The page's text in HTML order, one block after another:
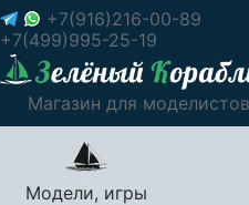
+7(916)216-00-89
+7(499)995-25-19
Магазин для моделистов
Модели, игры